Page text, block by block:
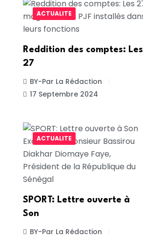
ACTUALITE
Reddition des comptes: Les
27
BY-Par La Rédaction
17 Septembre 2024
ACTUALITE
SPORT: Lettre ouverte à
Son
BY-Par La Rédaction